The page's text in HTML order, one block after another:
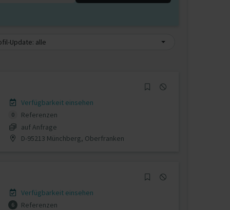
Update: alle
Verfügbarkeit einsehen
0
Referenzen
auf Anfrage
D-95213 Münchberg, Oberfranken
Verfügbarkeit einsehen
6
Referenzen